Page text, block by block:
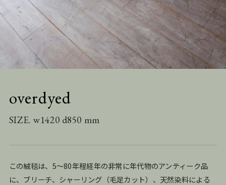
overdyed
SIZE. w1420 d850 mm
この絨毯は、5〜80年程経年の非常に年代物のアンティーク品
に、ブリーチ、シャーリング（毛足カット）、天然染料による